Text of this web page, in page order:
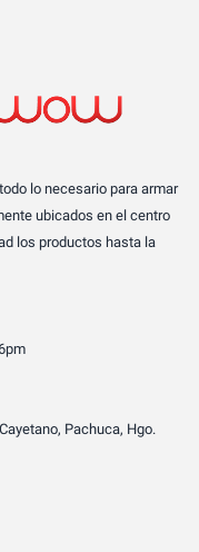
lo necesario para armar
ubicados en el centro
los productos hasta la
Pachuca, Hgo.